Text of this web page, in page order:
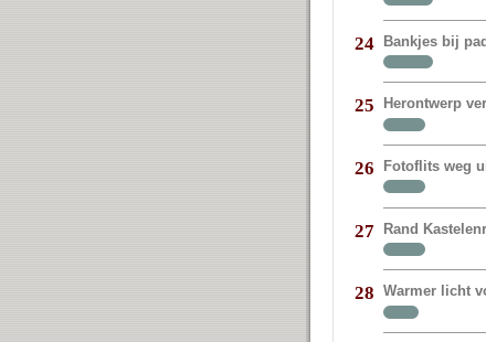
24 Bankjes bij
25 Herontwerp
26 Fotoflits weg
27 Rand
28 Warmer licht